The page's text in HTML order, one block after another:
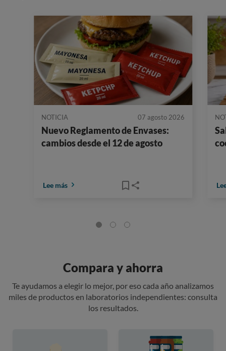
NOTICIA 07 agosto 2026
Nuevo Reglamento de Envases:
cambios desde el 12 de agosto
Lee más
Compara y ahorra
Te ayudamos a elegir lo mejor, por eso cada año analizamos
miles de productos en laboratorios independientes: consulta
los resultados.